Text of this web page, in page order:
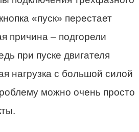
«пуск» перестает
причина – подгорели
при пуске двигателя
нагрузка с большой силой
можно очень просто